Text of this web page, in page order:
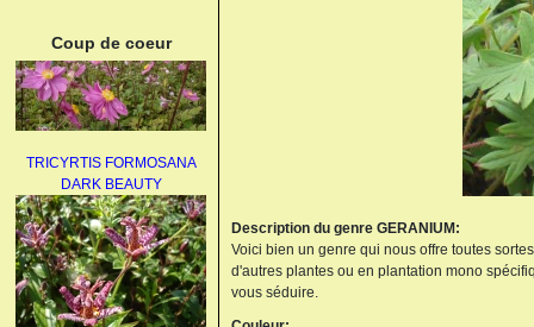
Coup de coeur
TRICYRTIS FORMOSANA
DARK BEAUTY
Description du genre GERANIUM:
Voici bien un genre qui nous offre toutes
d'autres plantes ou en plantation mono
vous séduire.